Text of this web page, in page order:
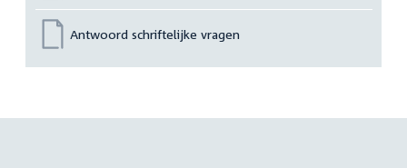
Antwoord schriftelijke vragen